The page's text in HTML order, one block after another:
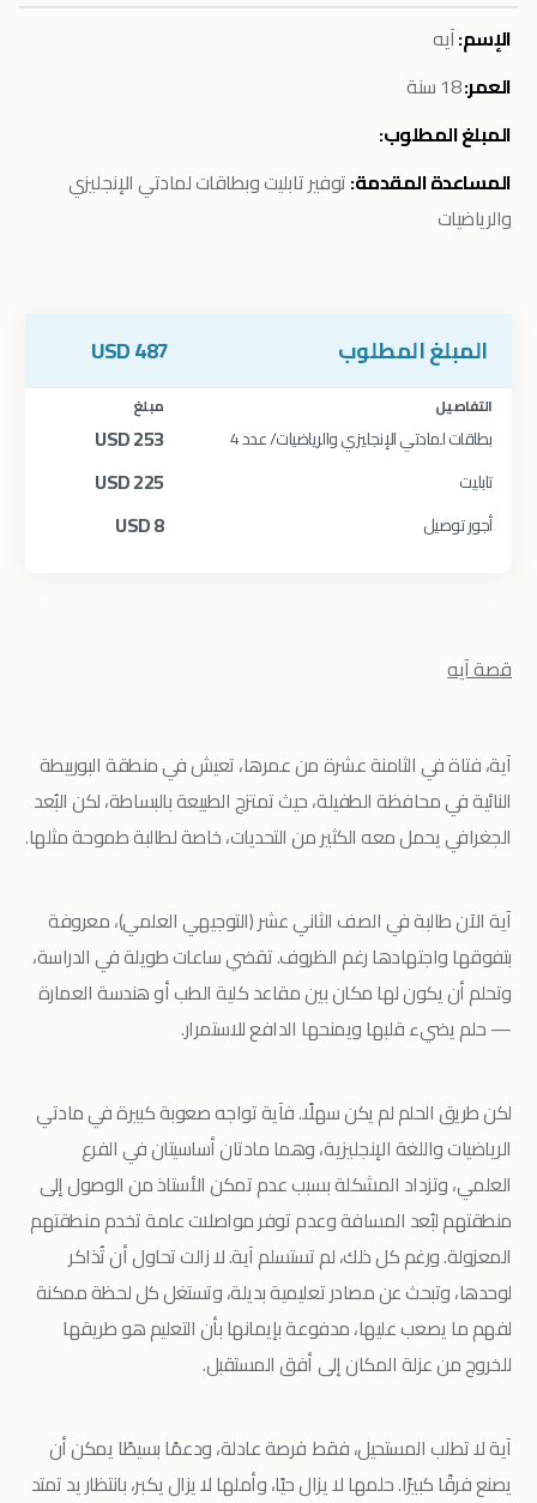
الإسم:آيه
العمر:18 سنة
المبلغ المطلوب:
المساعدة المقدمة:توفير تابليت وبطاقات لمادتي الإنجليزي
والرياضيات
المبلغ المطلوب 487
USD
التفاصيل مبلغ
بطاقات لمادتي الإنجليزي والرياضيات/ عدد 4 253
USD
تابليت 225
USD
أجور توصيل 8
USD
قصة آيه
آية، فتاة في الثامنة عشرة من عمرها، تعيش في منطقة البوربيطة
النائية في محافظة الطفيلة، حيث تمتزج الطبيعة بالبساطة، لكن البُعد
الجغرافي يحمل معه الكثير من التحديات، خاصة لطالبة طموحة مثلها.
آية الآن طالبة في الصف الثاني عشر (التوجيهي العلمي)، معروفة
بتفوقها واجتهادها رغم الظروف. تقضي ساعات طويلة في الدراسة،
وتحلم أن يكون لها مكان بين مقاعد كلية الطب أو هندسة العمارة
— حلم يضيء قلبها ويمنحها الدافع للاستمرار.
لكن طريق الحلم لم يكن سهلًا. فآية تواجه صعوبة كبيرة في مادتي
الرياضيات واللغة الإنجليزية، وهما مادتان أساسيتان في الفرع
العلمي، وتزداد المشكلة بسبب عدم تمكن الأستاذ من الوصول إلى
منطقتهم لبُعد المسافة وعدم توفر مواصلات عامة تخدم منطقتهم
المعزولة. ورغم كل ذلك، لم تستسلم آية. لا زالت تحاول أن تُذاكر
لوحدها، وتبحث عن مصادر تعليمية بديلة، وتستغل كل لحظة ممكنة
لفهم ما يصعب عليها، مدفوعة بإيمانها بأن التعليم هو طريقها
للخروج من عزلة المكان إلى أفق المستقبل.
آية لا تطلب المستحيل، فقط فرصة عادلة، ودعمًا بسيطًا يمكن أن
يصنع فرقًا كبيرًا. حلمها لا يزال حيًا، وأملها لا يزال يكبر، بانتظار يد تمتد